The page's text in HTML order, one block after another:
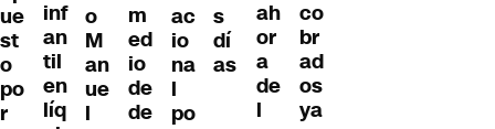
ue
st
o
po
r
inf
an
til
en
líq
o
M
an
ue
l
m
ed
io
de
de
ac
io
na
l
po
s
dí
as
ah
or
a
de
l
co
br
ad
os
ya